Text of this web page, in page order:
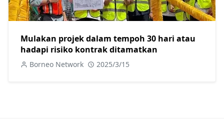
Mulakan projek dalam tempoh 30 hari atau
hadapi risiko kontrak ditamatkan
Borneo Network 2025/3/15